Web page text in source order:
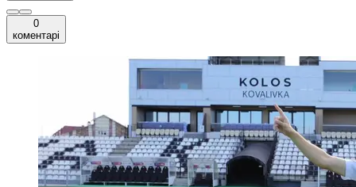
0
коментарі